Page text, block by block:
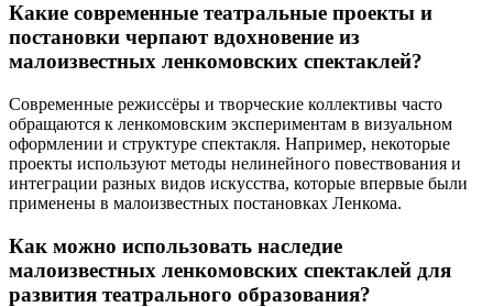
Какие современные театральные проекты и
постановки черпают вдохновение из
малоизвестных ленкомовских спектаклей?
Современные режиссёры и творческие коллективы часто
обращаются к ленкомовским экспериментам в визуальном
оформлении и структуре спектакля. Например, некоторые
проекты используют методы нелинейного повествования и
интеграции разных видов искусства, которые впервые были
применены в малоизвестных постановках Ленкома.
Как можно использовать наследие
малоизвестных ленкомовских спектаклей для
развития театрального образования?